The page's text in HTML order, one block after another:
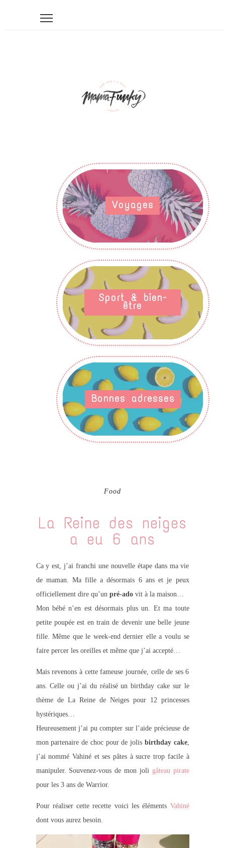
Voyages
Sport & bien-
être
Bonnes adresses
Food
La Reine des neiges
a eu 6 ans
Ca y est, j’ai franchi une nouvelle étape dans ma vie
de maman. Ma fille a désormais 6 ans et je peux
officiellement dire qu’un pré-adovit à la maison…
Mon bébé n’en est désormais plus un. Et ma toute
petite poupée est en train de devenir une belle jeune
fille. Même que le week-end dernier elle a voulu se
faire percer les oreilles et même que j’ai accepté…
Mais revenons à cette fameuse journée, celle de ses 6
ans. Celle ou j’ai du réalisé un birthday cake sur le
thème de La Reine de Neiges pour 12 princesses
hystériques…
Heureusement j’ai pu compter sur l’aide précieuse de
mon partenaire de choc pour de jolis birthday cake,
j’ai nommé Vahiné et ses pâtes à sucre trop facile à
manipuler. Souvenez-vous de mon joli gâteau pirate
pour les 3 ans de Warrior.
Pour réaliser cette recette voici les éléments Vahiné
dont vous aurez besoin.